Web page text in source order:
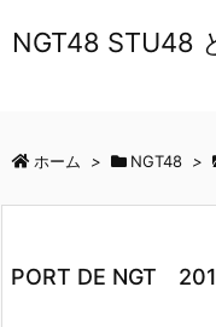
NGT48 STU48
ホーム > NGT48 >
PORT DE NGT